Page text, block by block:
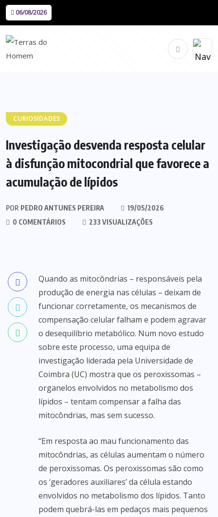
06/08/2026
CURIOSIDADES
Investigação desvenda resposta celular
à disfunção mitocondrial que favorece a
acumulação de lípidos
POR PEDRO ANTUNES PEREIRA
19/05/2026
0 COMENTÁRIOS
233 VISUALIZAÇÕES
Quando as mitocôndrias – responsáveis pela
produção de energia nas células – deixam de
funcionar corretamente, os mecanismos de
compensação celular falham e podem agravar
o desequilíbrio metabólico. Num novo estudo
sobre este processo, uma equipa de
investigação liderada pela Universidade de
Coimbra (UC) mostra que os peroxissomas –
organelos envolvidos no metabolismo dos
lípidos – tentam compensar a falha das
mitocôndrias, mas sem sucesso.
“Em resposta ao mau funcionamento das
mitocôndrias, as células aumentam o número
de peroxissomas. Os peroxissomas são como
os ‘geradores auxiliares’ da célula estando
envolvidos no metabolismo dos lípidos. Tanto
podem quebrá-las em pedaços mais pequenos